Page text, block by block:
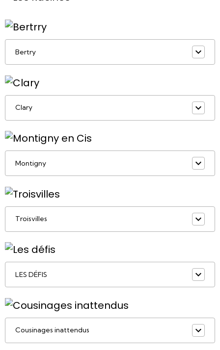
Bertry
Clary
Montigny
Troisvilles
LES DÉFIS
Cousinages inattendus